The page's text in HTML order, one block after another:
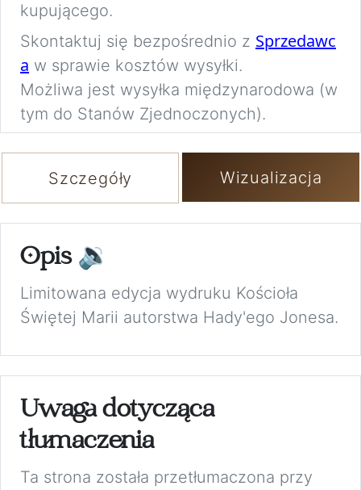
kupującego.
Skontaktuj się bezpośrednio z Sprzedawc
a w sprawie kosztów wysyłki.
Możliwa jest wysyłka międzynarodowa (w
tym do Stanów Zjednoczonych).
Szczegóły Wizualizacja
Opis 🔉
Limitowana edycja wydruku Kościoła
Świętej Marii autorstwa Hady'ego Jonesa.
Uwaga dotycząca
tłumaczenia
Ta strona została przetłumaczona przy